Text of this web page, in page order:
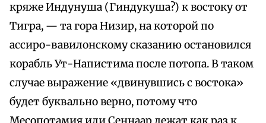
кряже Индунуша (Гиндукуша?) к востоку от
Тигра, — та гора Низир, на которой по
ассиро-вавилонскому сказанию остановился
корабль Ут-Напистима после потопа. В таком
случае выражение «двинувшись с востока»
будет буквально верно, потому что